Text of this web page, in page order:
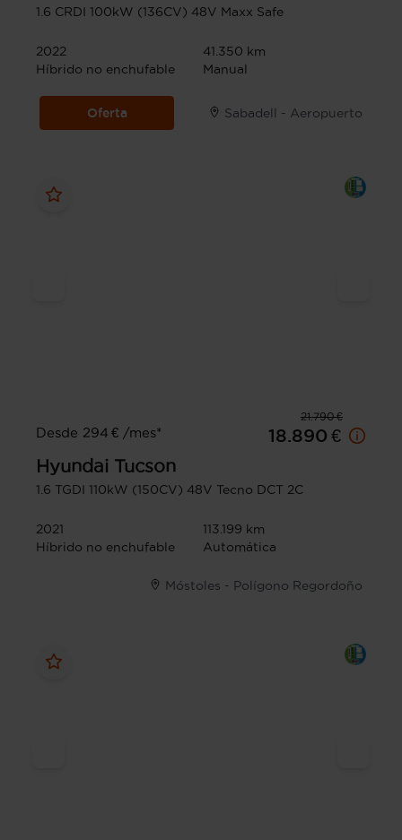
1.6 CRDI 100kW (136CV) 48V Maxx Safe
2022
41.350 km
Híbrido no enchufable
Manual
Oferta Sabadell - Aeropuerto
21.790 €
Desde 294 € /mes*
18.890 €
Hyundai Tucson
1.6 TGDI 110kW (150CV) 48V Tecno DCT 2C
2021
113.199 km
Híbrido no enchufable
Automática
Móstoles - Polígono Regordoño